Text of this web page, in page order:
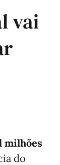
vai
milhões
do